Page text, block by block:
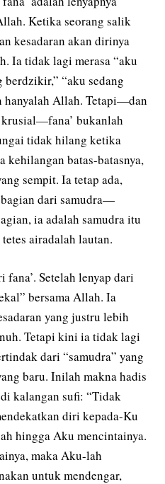
Ketika seorang salik
kesadaran akan dirinya
Ia tidak lagi merasa “aku
berdzikir,” “aku sedang
hanyalah Allah. Tetapi—dan
bukanlah
tidak hilang ketika
kehilangan batas-batasnya,
sempit. Ia tetap ada,
dari samudra—
ia adalah samudra itu
airadalah lautan.
fana’. Setelah lenyap dari
bersama Allah. Ia
yang justru lebih
Tetapi kini ia tidak lagi
dari “samudra” yang
baru. Inilah makna hadis
kalangan sufi: “Tidak
diri kepada-Ku
hingga Aku mencintainya.
maka Aku-lah
untuk mendengar,